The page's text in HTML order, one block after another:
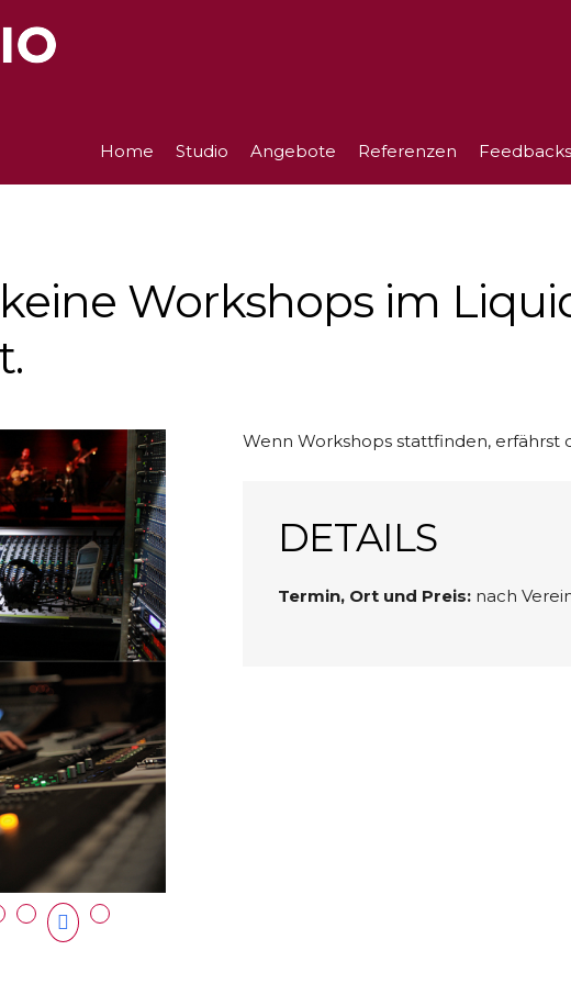
Home Studio Angebote Referenzen Feedbacks
Workshops im
Linkedin
Google+
Email
Wenn Workshops stattfinden, erfährst
DETAILS
Termin, Ort und Preis:nach